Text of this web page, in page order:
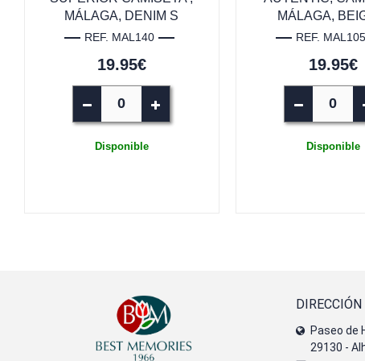
MÁLAGA, DENIM S
REF. MAL140
19.95€
Disponible
MÁLAGA,
REF. MAL105
19.95€
Disponible
DIRECCIÓN
Paseo de
29130 -